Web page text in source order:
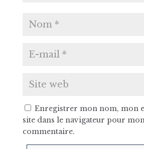
Enregistrer mon nom, mon
site dans le navigateur pour
commentaire.